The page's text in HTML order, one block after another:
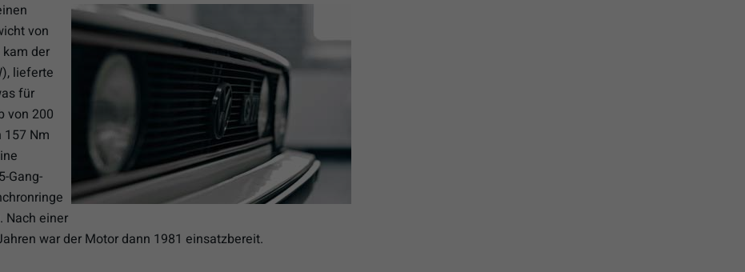
von
der
lieferte
für
von 200
Nm
Gang-
Nach einer
war der Motor dann 1981 einsatzbereit.